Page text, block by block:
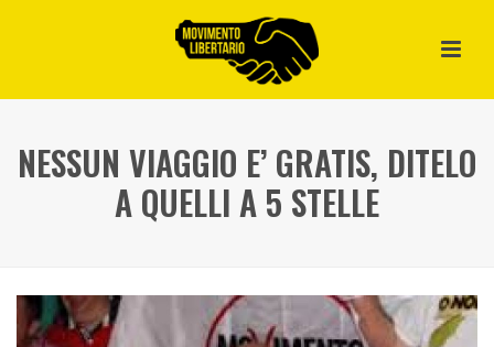
NESSUN VIAGGIO E’ GRATIS, DITELO
A QUELLI A 5 STELLE